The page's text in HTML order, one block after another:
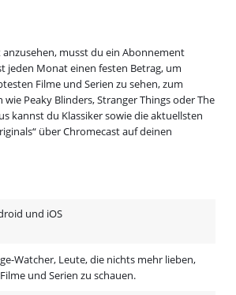
anzusehen, musst du ein Abonnement
jeden Monat einen festen Betrag, um
Filme und Serien zu sehen, zum
wie Peaky Blinders, Stranger Things oder The
kannst du Klassiker sowie die aktuellsten
über Chromecast auf deinen
und iOS
Watcher, Leute, die nichts mehr lieben,
und Serien zu schauen.